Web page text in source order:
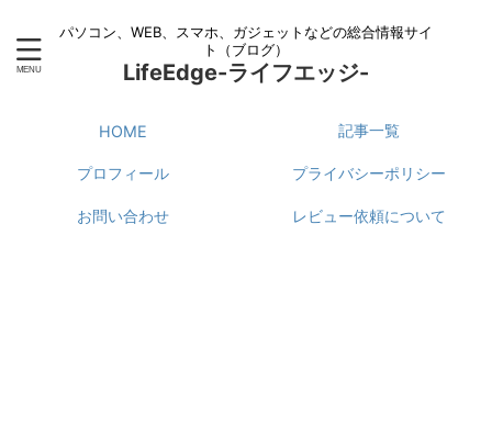
パソコン、WEB、スマホ、ガジェットなどの総合情報サイ
ト（ブログ）
LifeEdge-ライフエッジ-
HOME 記事一覧
プロフィール プライバシーポリシー
お問い合わせ レビュー依頼について